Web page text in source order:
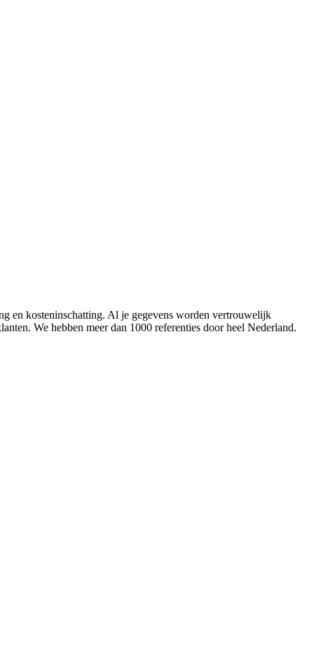
en kosteninschatting. Al je gegevens worden vertrouwelijk
We hebben meer dan 1000 referenties door heel Nederland.